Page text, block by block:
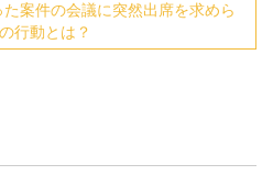
案件の会議に突然出席を求めら
行動とは？